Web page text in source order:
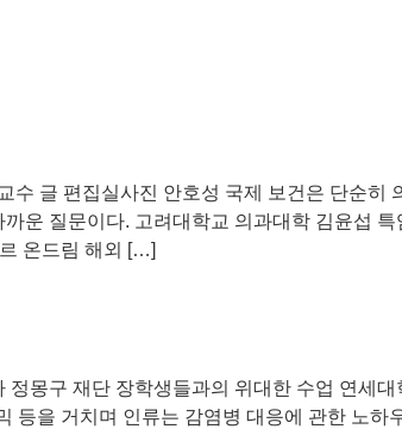
수 글 편집실사진 안호성 국제 보건은 단순히
운 질문이다. 고려대학교 의과대학 김윤섭 특
온드림 해외 […]
몽구 재단 장학생들과의 위대한 수업 연세대
등을 거치며 인류는 감염병 대응에 관한 노하